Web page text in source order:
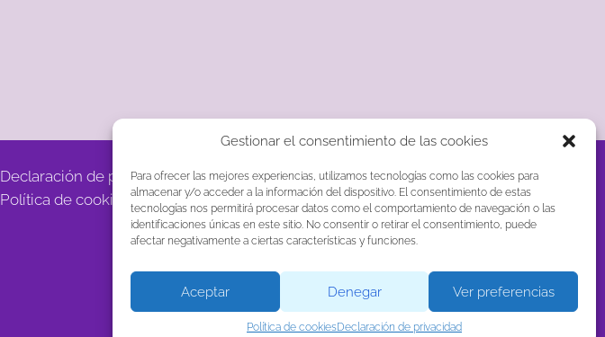
Gestionar el consentimiento de las cookies
Para ofrecer las mejores experiencias, utilizamos tecnologías como las cookies para
almacenar y/o acceder a la información del dispositivo. El consentimiento de estas
tecnologías nos permitirá procesar datos como el comportamiento de navegación o las
identificaciones únicas en este sitio. No consentir o retirar el consentimiento, puede
afectar negativamente a ciertas características y funciones.
Aceptar Denegar Ver preferencias
Política de cookiesDeclaración de privacidad
Declaración de privacidad (BR)
Política de cookies (BR)